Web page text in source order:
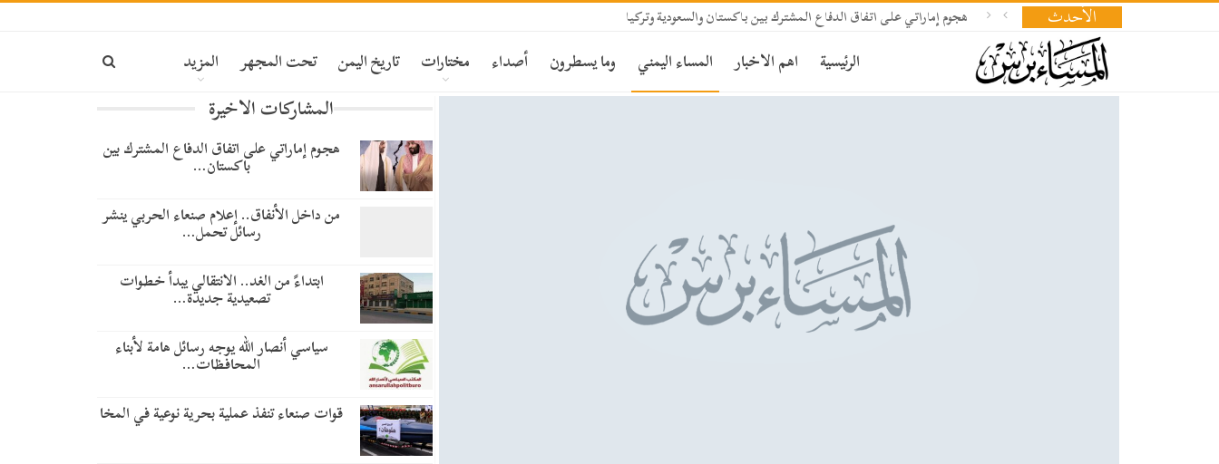
الأحدث هجوم إماراتي على اتفاق الدفاع المشترك بين باكستان والسعودية وتركيا
الرئيسية اهم الاخبار المساء اليمني وما يسطرون أصداء مختارات تاريخ اليمن تحت المجهر المزيد
المشاركات الاخيرة
هجوم إماراتي على اتفاق الدفاع المشترك بين
باكستان…
من داخل الأنفاق.. إعلام صنعاء الحربي ينشر
رسائل تحمل…
​ابتداءً من الغد.. الانتقالي يبدأ خطوات
تصعيدية جديدة…
سياسي أنصار الله يوجه رسائل هامة لأبناء
المحافظات…
قوات صنعاء تنفذ عملية بحرية نوعية في المخا